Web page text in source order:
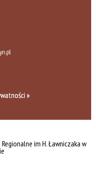
»
im H. Ławniczaka w